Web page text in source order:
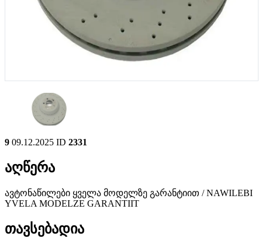
9 09.12.2025 ID 2331
აღწერა
ავტონაწილები ყველა მოდელზე გარანტიით / NAWILEBI
YVELA MODELZE GARANTIIT
თავსებადია